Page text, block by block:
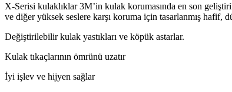
X-Serisi kulaklıklar 3M’in kulak korumasında en son
ve diğer yüksek seslere karşı koruma için tasarlanmış hafif,
Değiştirilebilir kulak yastıkları ve köpük astarlar.
Kulak tıkaçlarının ömrünü uzatır
İyi işlev ve hijyen sağlar